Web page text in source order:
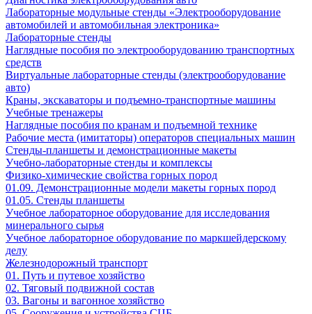
Лабораторные модульные стенды «Электрооборудование
автомобилей и автомобильная электроника»
Лабораторные стенды
Наглядные пособия по электрооборудованию транспортных
средств
Виртуальные лабораторные стенды (электрооборудование
авто)
Краны, экскаваторы и подъемно-транспортные машины
Учебные тренажеры
Наглядные пособия по кранам и подъемной технике
Рабочие места (имитаторы) операторов специальных машин
Стенды-планшеты и демонстрационные макеты
Учебно-лабораторные стенды и комплексы
Физико-химические свойства горных пород
01.09. Демонстрационные модели макеты горных пород
01.05. Стенды планшеты
Учебное лабораторное оборудование для исследования
минерального сырья
Учебное лабораторное оборудование по маркшейдерскому
делу
Железнодорожный транспорт
01. Путь и путевое хозяйство
02. Тяговый подвижной состав
03. Вагоны и вагонное хозяйство